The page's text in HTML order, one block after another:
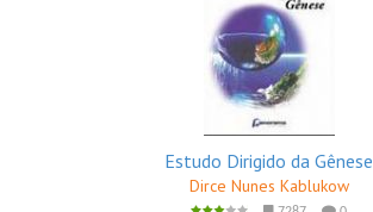
Estudo Dirigido da Gênese
Dirce Nunes Kablukow